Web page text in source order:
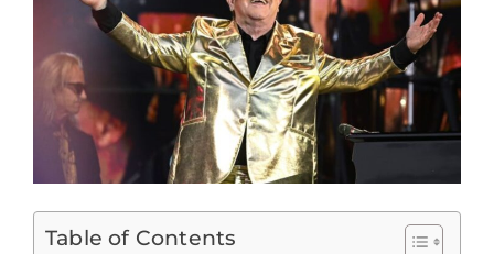
Table of Contents